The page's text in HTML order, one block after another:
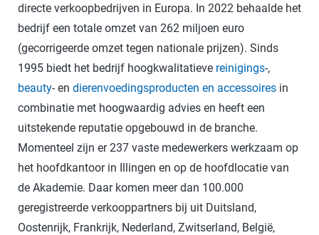
directe verkoopbedrijven in Europa. In 2022 behaalde het
bedrijf een totale omzet van 262 miljoen euro
(gecorrigeerde omzet tegen nationale prijzen). Sinds
1995 biedt het bedrijf hoogkwalitatieve reinigings-,
beauty- en dierenvoedingsproducten en accessoiresin
combinatie met hoogwaardig advies en heeft een
uitstekende reputatie opgebouwd in de branche.
Momenteel zijn er 237 vaste medewerkers werkzaam op
het hoofdkantoor in Illingen en op de hoofdlocatie van
de Akademie. Daar komen meer dan 100.000
geregistreerde verkooppartners bij uit Duitsland,
Oostenrijk, Frankrijk, Nederland, Zwitserland, België,